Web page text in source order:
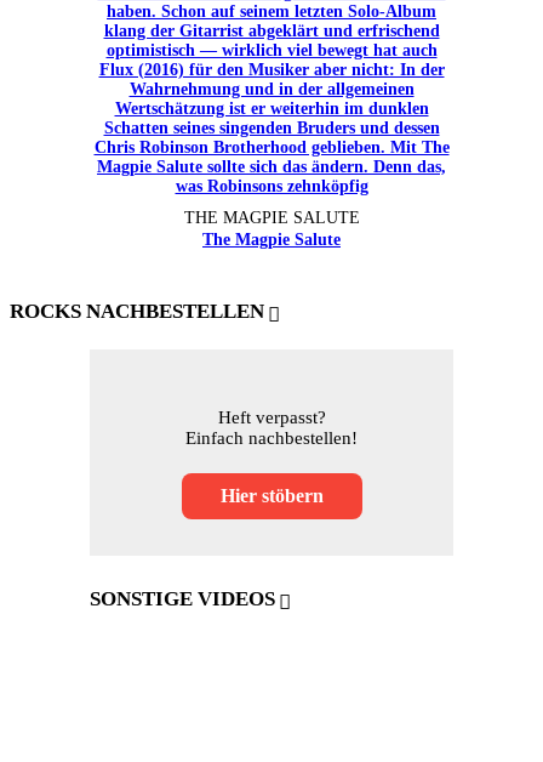
THE MAGPIE SALUTE
The Magpie Salute
ROCKS NACHBESTELLEN
Heft verpasst?
Einfach nachbestellen!
Hier stöbern
SONSTIGE VIDEOS